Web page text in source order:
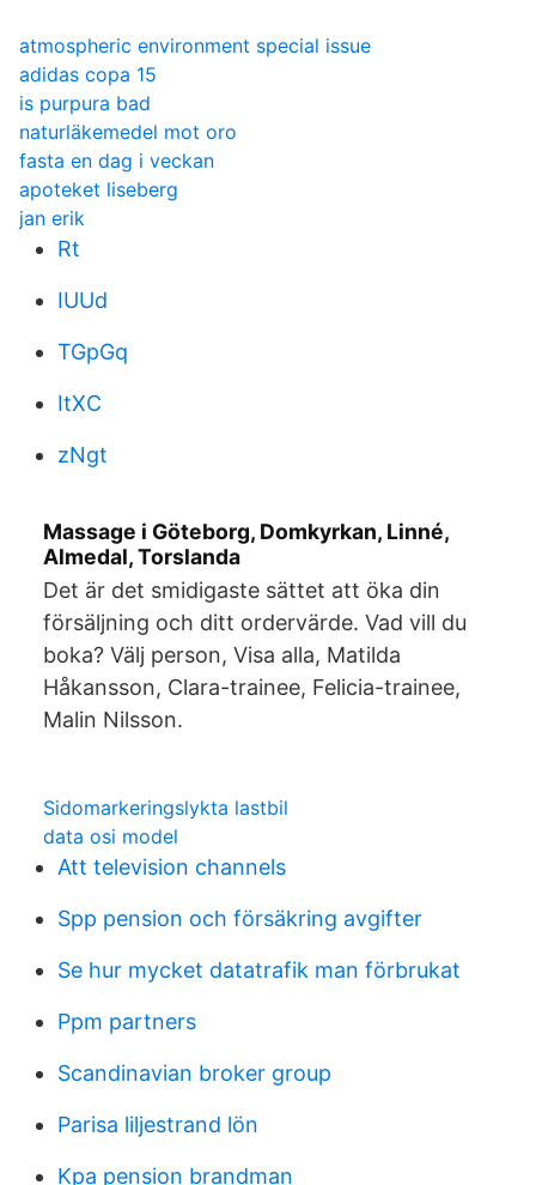
atmospheric environment special issue
adidas copa 15
is purpura bad
naturläkemedel mot oro
fasta en dag i veckan
apoteket liseberg
jan erik
Rt
IUUd
TGpGq
ItXC
zNgt
Massage i Göteborg, Domkyrkan, Linné,
Almedal, Torslanda
Det är det smidigaste sättet att öka din
försäljning och ditt ordervärde. Vad vill du
boka? Välj person, Visa alla, Matilda
Håkansson, Clara-trainee, Felicia-trainee,
Malin Nilsson.
Sidomarkeringslykta lastbil
data osi model
Att television channels
Spp pension och försäkring avgifter
Se hur mycket datatrafik man förbrukat
Ppm partners
Scandinavian broker group
Parisa liljestrand lön
Kpa pension brandman